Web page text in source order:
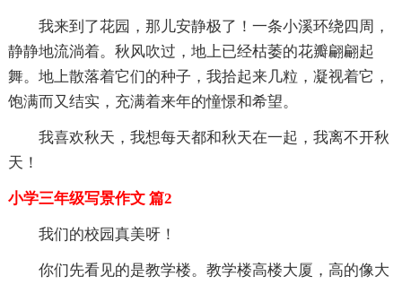
我来到了花园，那儿安静极了！一条小溪环绕四周，
静静地流淌着。秋风吹过，地上已经枯萎的花瓣翩翩起
舞。地上散落着它们的种子，我拾起来几粒，凝视着它，
饱满而又结实，充满着来年的憧憬和希望。
我喜欢秋天，我想每天都和秋天在一起，我离不开秋
天！
小学三年级写景作文 篇2
我们的校园真美呀！
你们先看见的是教学楼。教学楼高楼大厦，高的像大